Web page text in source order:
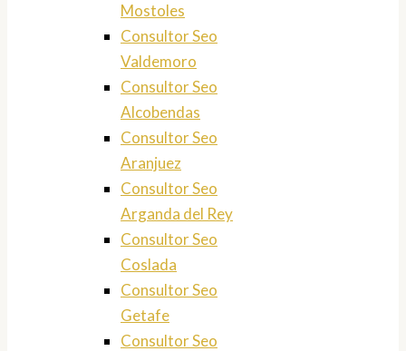
Mostoles
Consultor Seo
Valdemoro
Consultor Seo
Alcobendas
Consultor Seo
Aranjuez
Consultor Seo
Arganda del Rey
Consultor Seo
Coslada
Consultor Seo
Getafe
Consultor Seo